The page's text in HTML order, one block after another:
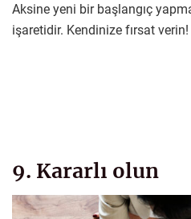
Aksine yeni bir başlangıç
işaretidir. Kendinize fırsat verin!
9. Kararlı olun